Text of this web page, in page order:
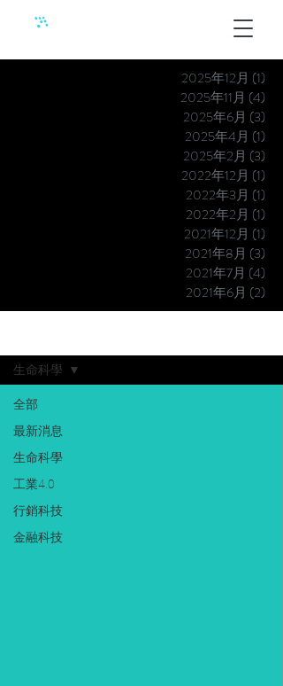
2025年12月 (1)
2025年11月 (4)
2025年6月 (3)
2025年4月 (1)
2025年2月 (3)
2022年12月 (1)
2022年3月 (1)
2022年2月 (1)
2021年12月 (1)
2021年8月 (3)
2021年7月 (4)
2021年6月 (2)
全部
最新消息
生命科學
工業4.0
行銷科技
金融科技
生命科學